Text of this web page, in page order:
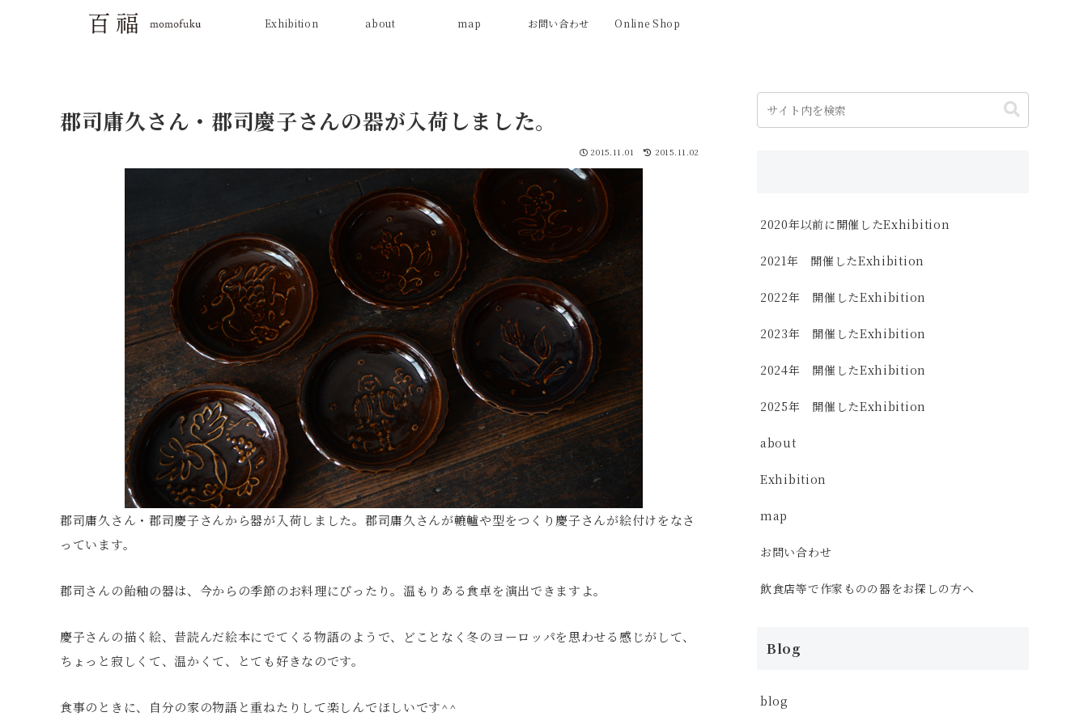
Exhibition about map お問い合わせ Online Shop
郡司庸久さん・郡司慶子さんの器が入荷しました。
2015.11.01 2015.11.02
郡司庸久さん・郡司慶子さんから器が入荷しました。郡司庸久さんが轆轤や型をつくり慶子さんが絵付けをなさ
っています。
郡司さんの飴釉の器は、今からの季節のお料理にぴったり。温もりある食卓を演出できますよ。
慶子さんの描く絵、昔読んだ絵本にでてくる物語のようで、どことなく冬のヨーロッパを思わせる感じがして、
ちょっと寂しくて、温かくて、とても好きなのです。
食事のときに、自分の家の物語と重ねたりして楽しんでほしいです^^
2020年以前に開催したExhibition
2021年 開催したExhibition
2022年 開催したExhibition
2023年 開催したExhibition
2024年 開催したExhibition
2025年 開催したExhibition
about
Exhibition
map
お問い合わせ
飲食店等で作家ものの器をお探しの方へ
Blog
blog